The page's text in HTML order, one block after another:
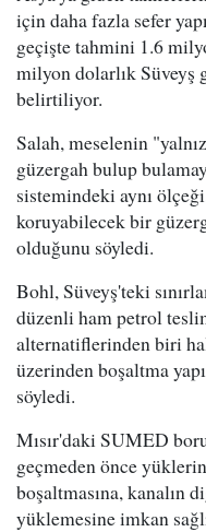
için daha fazla sefer
geçişte tahmini 1.6
milyon dolarlık Süveyş
belirtiliyor.
Salah, meselenin
güzergah bulup
sistemindeki aynı
koruyabilecek bir
olduğunu söyledi.
Bohl, Süveyş'teki
düzenli ham petrol
alternatiflerinden biri
üzerinden boşaltma
söyledi.
Mısır'daki SUMED
geçmeden önce
boşaltmasına, kanalın
yüklemesine imkan